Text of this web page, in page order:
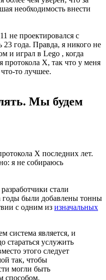
необходимость внести
не проектировался с
23 года. Правда, я никого не
и играл в Lego , когда
X, так что у меня
то лучшее.
Мы будем
X последних лет.
я не собираюсь
стали
годы были добавлены тонны
с одним из изначальных
система является, и
стараться услужить
этого следует
так, чтобы
могли быть
способом.